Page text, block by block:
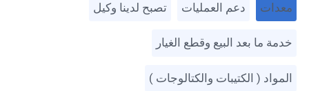
معدات دعم العمليات تصبح لدينا وكيل
خدمة ما بعد البيع وقطع الغيار
المواد ( الكتيبات والكتالوجات )